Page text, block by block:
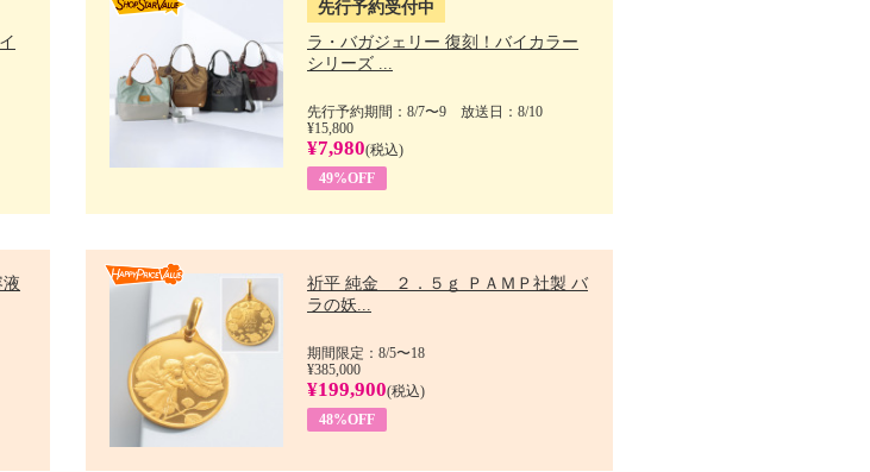
先行予約受付中
ラ・バガジェリー 復刻！バイカラー
シリーズ ...
先行予約期間：8/7〜9 放送日：8/10
¥15,800
¥7,980(税込)
49%OFF
祈平 純金 ２．５ｇ ＰＡＭＰ社製 バ
ラの妖...
期間限定：8/5〜18
¥385,000
¥199,900(税込)
48%OFF